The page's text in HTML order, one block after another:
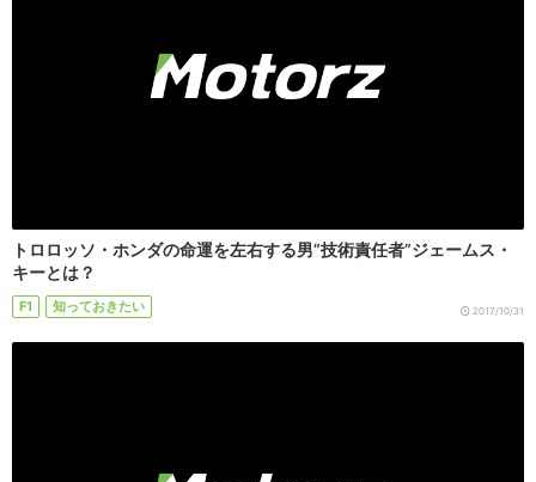
トロロッソ・ホンダの命運を左右する男”技術責任者”ジェームス・
キーとは？
F1 知っておきたい 2017/10/31